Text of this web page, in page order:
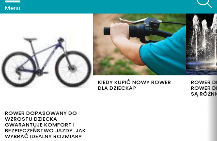
Menu
ROWER DOPASOWANY DO
WZROSTU DZIECKA
GWARANTUJE KOMFORT I
BEZPIECZEŃSTWO JAZDY. JAK
WYBRAĆ IDEALNY ROZMIAR?
KIEDY KUPIĆ NOWY ROWER
DLA DZIECKA?
ROWER
ROWER
SĄ